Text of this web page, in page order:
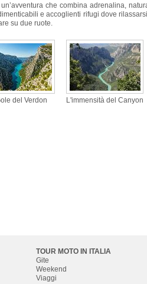
che combina adrenalina,
e accoglienti rifugi dove
su due ruote.
del Verdon L'immensità del Canyon
TOUR MOTO IN ITALIA
Gite
Weekend
Viaggi